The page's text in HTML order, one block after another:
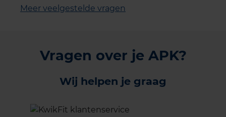
Meer veelgestelde vragen
Vragen over je APK?
Wij helpen je graag